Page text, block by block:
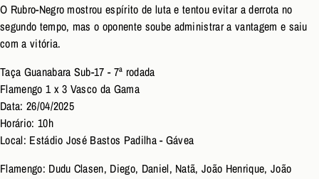
O Rubro-Negro mostrou espírito de luta e tentou evitar a derrota no
segundo tempo, mas o oponente soube administrar a vantagem e saiu
com a vitória.
Taça Guanabara Sub-17 - 7ª rodada
Flamengo 1 x 3 Vasco da Gama
Data: 26/04/2025
Horário: 10h
Local: Estádio José Bastos Padilha - Gávea
Flamengo: Dudu Clasen, Diego, Daniel, Natã, João Henrique, João